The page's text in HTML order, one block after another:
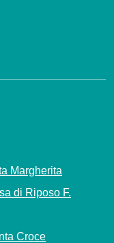
Margherita
di Riposo F.
Croce